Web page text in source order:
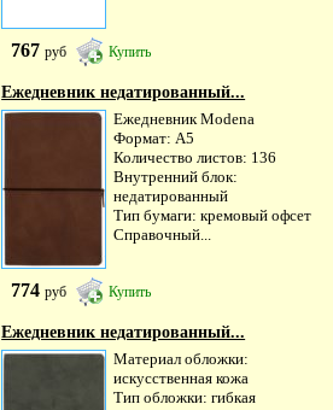
767руб Купить
Ежедневник недатированный...
Ежедневник Modena
Формат: А5
Количество листов: 136
Внутренний блок:
недатированный
Тип бумаги: кремовый офсет
Справочный...
774руб Купить
Ежедневник недатированный...
Материал обложки:
искусственная кожа
Тип обложки: гибкая